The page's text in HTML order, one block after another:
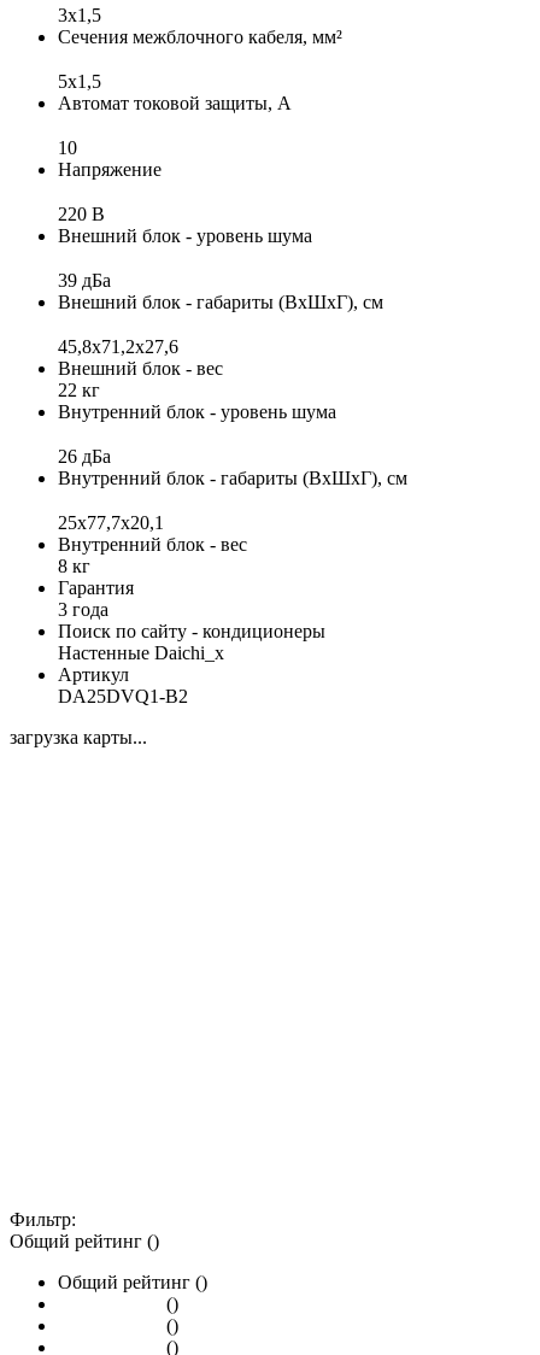
3x1,5
Сечения межблочного кабеля, мм²
5x1,5
Автомат токовой защиты, А
10
Напряжение
220 В
Внешний блок - уровень шума
39 дБа
Внешний блок - габариты (ВхШхГ), см
45,8х71,2х27,6
Внешний блок - вес
22 кг
Внутренний блок - уровень шума
26 дБа
Внутренний блок - габариты (ВхШхГ), см
25x77,7x20,1
Внутренний блок - вес
8 кг
Гарантия
3 года
Поиск по сайту - кондиционеры
Настенные Daichi_x
Артикул
DA25DVQ1-B2
загрузка карты...
Фильтр:
Общий рейтинг ()
Общий рейтинг ()
()
()
()